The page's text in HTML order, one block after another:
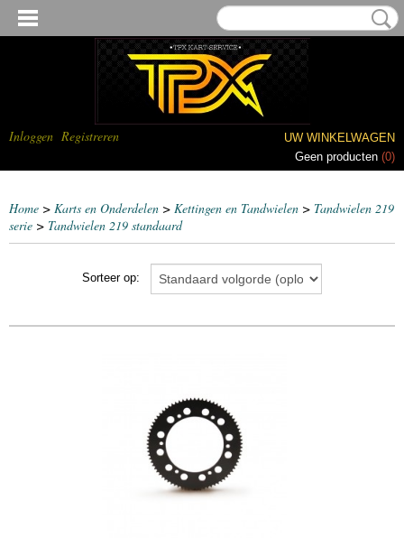
Inloggen Registreren
UW WINKELWAGEN
Geen producten (0)
Home > Karts en Onderdelen > Kettingen en Tandwielen > Tandwielen 219
serie > Tandwielen 219 standaard
Sorteer op: